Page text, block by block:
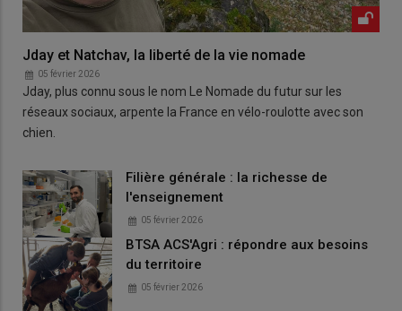
Jday et Natchav, la liberté de la vie nomade
05 février 2026
Jday, plus connu sous le nom Le Nomade du futur sur les
réseaux sociaux, arpente la France en vélo-roulotte avec son
chien.
Filière générale : la richesse de
l'enseignement
05 février 2026
BTSA ACS'Agri : répondre aux besoins
du territoire
05 février 2026